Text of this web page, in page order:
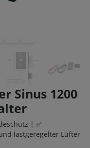
Sinus 1200
| ✅
lastgeregelter Lüfter